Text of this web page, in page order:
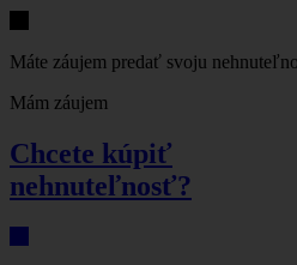
Máte záujem predať svoju
Mám záujem
Chcete kúpiť
nehnuteľnosť?